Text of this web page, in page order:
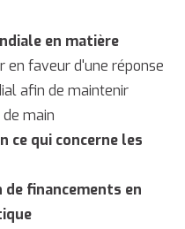
en matière
en faveur d'une réponse
afin de maintenir
de main
ce qui concerne les
financements en